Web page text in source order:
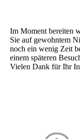
Im Moment bereiten
Sie auf gewohntem
noch ein wenig Zeit
einem späteren
Vielen Dank für Ihr